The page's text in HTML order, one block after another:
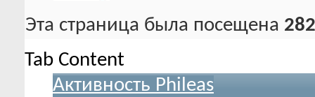
Эта страница была посещена
Tab Content
Активность Phileas